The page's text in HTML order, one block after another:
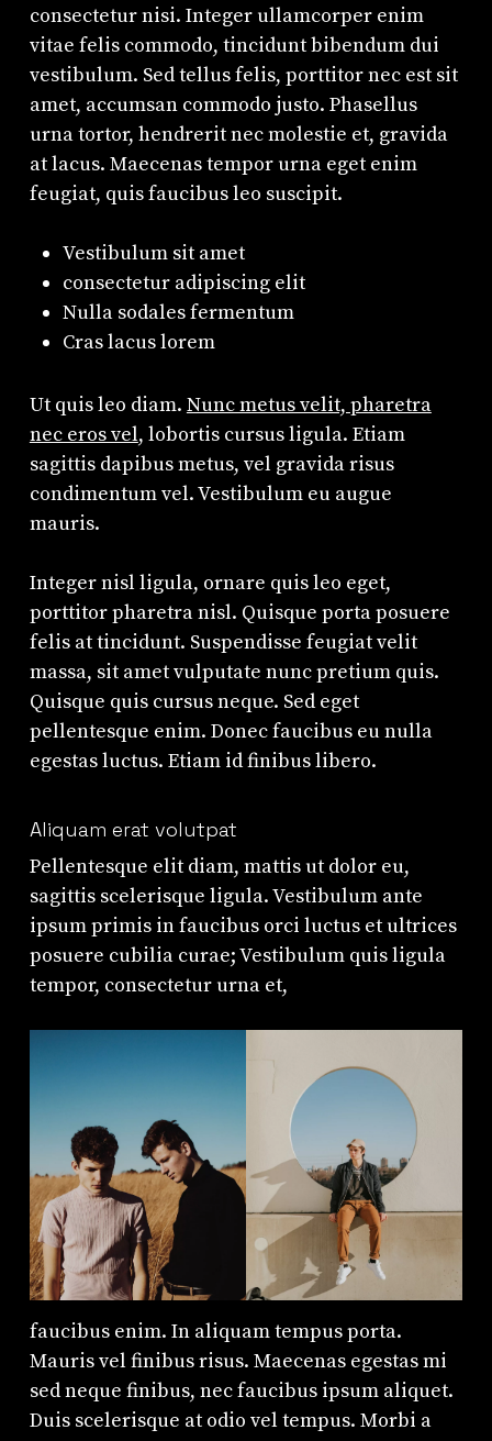
consectetur nisi. Integer ullamcorper enim
vitae felis commodo, tincidunt bibendum dui
vestibulum. Sed tellus felis, porttitor nec est sit
amet, accumsan commodo justo. Phasellus
urna tortor, hendrerit nec molestie et, gravida
at lacus. Maecenas tempor urna eget enim
feugiat, quis faucibus leo suscipit.
Vestibulum sit amet
consectetur adipiscing elit
Nulla sodales fermentum
Cras lacus lorem
Ut quis leo diam. Nunc metus velit, pharetra
nec eros vel, lobortis cursus ligula. Etiam
sagittis dapibus metus, vel gravida risus
condimentum vel. Vestibulum eu augue
mauris.
Integer nisl ligula, ornare quis leo eget,
porttitor pharetra nisl. Quisque porta posuere
felis at tincidunt. Suspendisse feugiat velit
massa, sit amet vulputate nunc pretium quis.
Quisque quis cursus neque. Sed eget
pellentesque enim. Donec faucibus eu nulla
egestas luctus. Etiam id finibus libero.
Aliquam erat volutpat
Pellentesque elit diam, mattis ut dolor eu,
sagittis scelerisque ligula. Vestibulum ante
ipsum primis in faucibus orci luctus et ultrices
posuere cubilia curae; Vestibulum quis ligula
tempor, consectetur urna et,
faucibus enim. In aliquam tempus porta.
Mauris vel finibus risus. Maecenas egestas mi
sed neque finibus, nec faucibus ipsum aliquet.
Duis scelerisque at odio vel tempus. Morbi a